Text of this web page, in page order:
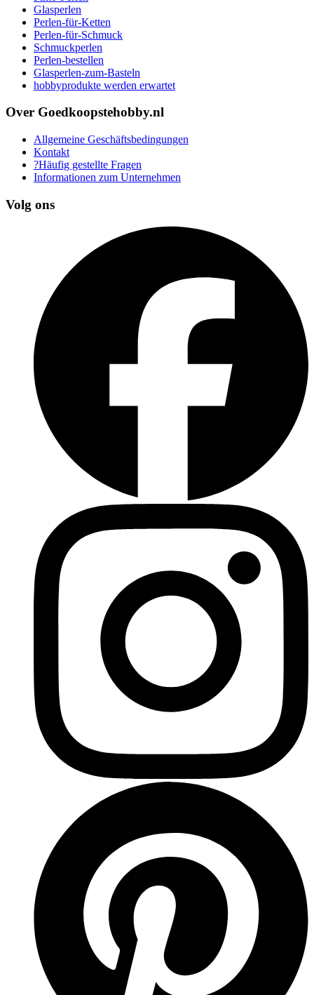
Glasperlen
Perlen-für-Ketten
Perlen-für-Schmuck
Schmuckperlen
Perlen-bestellen
Glasperlen-zum-Basteln
hobbyprodukte werden erwartet
Over Goedkoopstehobby.nl
Allgemeine Geschäftsbedingungen
Kontakt
?Häufig gestellte Fragen
Informationen zum Unternehmen
Volg ons